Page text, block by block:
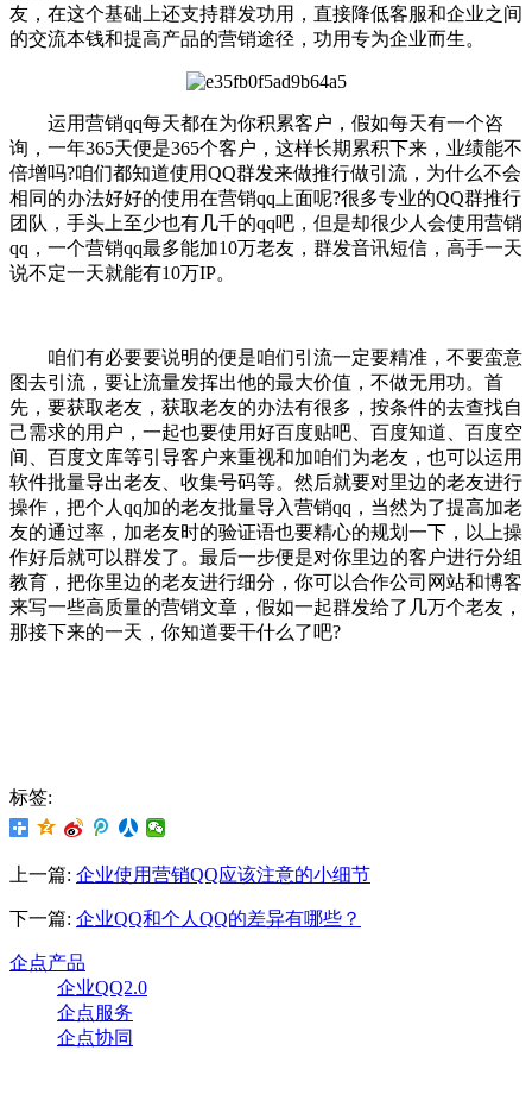
友，在这个基础上还支持群发功用，直接降低客服和企业之间
的交流本钱和提高产品的营销途径，功用专为企业而生。
运用营销qq每天都在为你积累客户，假如每天有一个咨
询，一年365天便是365个客户，这样长期累积下来，业绩能不
倍增吗?咱们都知道使用QQ群发来做推行做引流，为什么不会
相同的办法好好的使用在营销qq上面呢?很多专业的QQ群推行
团队，手头上至少也有几千的qq吧，但是却很少人会使用营销
qq，一个营销qq最多能加10万老友，群发音讯短信，高手一天
说不定一天就能有10万IP。
咱们有必要要说明的便是咱们引流一定要精准，不要蛮意
图去引流，要让流量发挥出他的最大价值，不做无用功。首
先，要获取老友，获取老友的办法有很多，按条件的去查找自
己需求的用户，一起也要使用好百度贴吧、百度知道、百度空
间、百度文库等引导客户来重视和加咱们为老友，也可以运用
软件批量导出老友、收集号码等。然后就要对里边的老友进行
操作，把个人qq加的老友批量导入营销qq，当然为了提高加老
友的通过率，加老友时的验证语也要精心的规划一下，以上操
作好后就可以群发了。最后一步便是对你里边的客户进行分组
教育，把你里边的老友进行细分，你可以合作公司网站和博客
来写一些高质量的营销文章，假如一起群发给了几万个老友，
那接下来的一天，你知道要干什么了吧?
标签:
上一篇: 企业使用营销QQ应该注意的小细节
下一篇: 企业QQ和个人QQ的差异有哪些？
企点产品
企业QQ2.0
企点服务
企点协同